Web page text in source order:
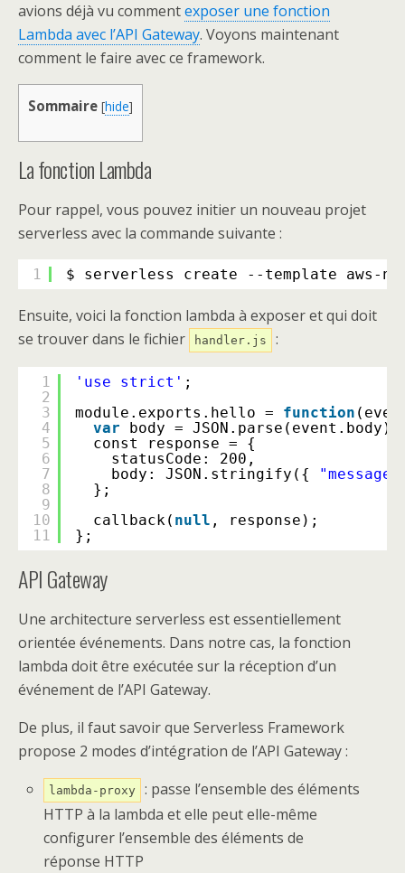
avions déjà vu commentexposer une fonction
Lambda avec l’API Gateway. Voyons maintenant
comment le faire avec ce framework.
Sommaire [hide]
La fonction Lambda
Pour rappel, vous pouvez initier un nouveau projet
serverless avec la commande suivante :
1 $ serverless create --template aws-
Ensuite, voici la fonction lambda à exposer et qui doit
se trouver dans le fichier
handler.js :
1
2
3
4
5
6
7
8
9
10
11
'use strict' ;
module.exports.hello = function
var
body = JSON.parse(event.body);
const response = {
statusCode: 200,
body: JSON.stringify({
"message"
};
callback( null , response);
};
API Gateway
Une architecture serverless est essentiellement
orientée événements. Dans notre cas, la fonction
lambda doit être exécutée sur la réception d’un
événement de l’API Gateway.
De plus, il faut savoir que Serverless Framework
propose 2 modes d’intégration de l’API Gateway :
lambda-proxy
: passe l’ensemble des éléments
HTTP à la lambda et elle peut elle-même
configurer l’ensemble des éléments de
réponse HTTP